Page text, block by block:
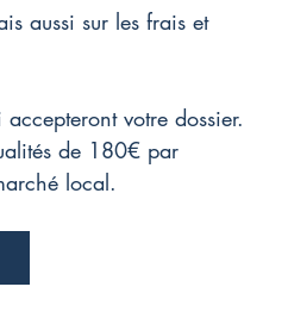
aussi sur les frais et
votre dossier.
de 180€ par
local.